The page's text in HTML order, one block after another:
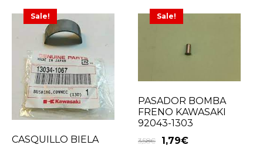
Sale!
CASQUILLO BIELA
Sale!
PASADOR BOMBA
FRENO KAWASAKI
92043-1303
3,58€ 1,79€